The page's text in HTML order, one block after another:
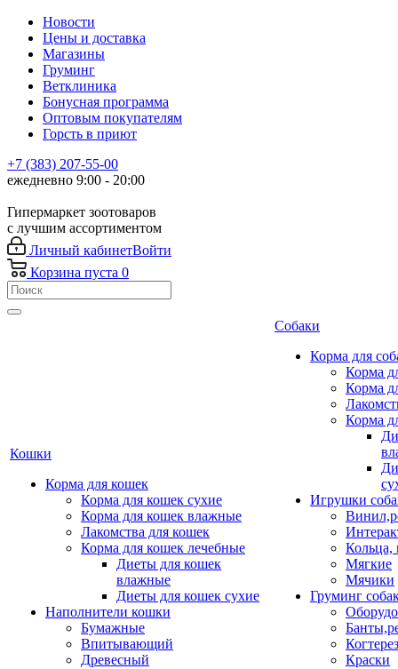
Новости
Цены и доставка
Магазины
Груминг
Ветклиника
Бонусная программа
Оптовым покупателям
Горсть в приют
+7 (383) 207-55-00
ежедневно 9:00 - 20:00
Гипермаркет зоотоваров
с лучшим ассортиментом
Личный кабинетВойти
Корзина пуста 0
Кошки
Корма для кошек
Корма для кошек сухие
Корма для кошек влажные
Лакомства для кошек
Корма для кошек лечебные
Диеты для кошек
влажные
Диеты для кошек сухие
Наполнители кошки
Бумажные
Впитывающий
Древесный
Собаки
Корма для
Корма
Корма
Корма
Игрушки
Кольца,
Мягкие
Мячики
Груминг
Краски